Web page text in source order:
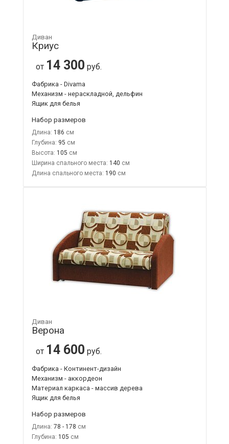
Диван
Криус
от 14 300 руб.
Фабрика - Divama
Механизм - нераскладной, дельфин
Ящик для белья
Набор размеров
Длина: 186
Глубина: 95
Высота: 105
Ширина спального места: 140
Длина спального места: 190
Диван
Верона
от 14 600 руб.
Фабрика - Континент-дизайн
Механизм - аккордеон
Материал каркаса - массив дерева
Ящик для белья
Набор размеров
Длина: 78 - 178
Глубина: 105